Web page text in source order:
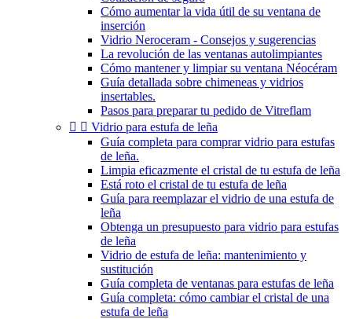
Cómo aumentar la vida útil de su ventana de
inserción
Vidrio Neroceram - Consejos y sugerencias
La revolución de las ventanas autolimpiantes
Cómo mantener y limpiar su ventana Néocéram
Guía detallada sobre chimeneas y vidrios
insertables.
Pasos para preparar tu pedido de Vitreflam
  Vidrio para estufa de leña
Guía completa para comprar vidrio para estufas
de leña.
Limpia eficazmente el cristal de tu estufa de leña
Está roto el cristal de tu estufa de leña
Guía para reemplazar el vidrio de una estufa de
leña
Obtenga un presupuesto para vidrio para estufas
de leña
Vidrio de estufa de leña: mantenimiento y
sustitución
Guía completa de ventanas para estufas de leña
Guía completa: cómo cambiar el cristal de una
estufa de leña